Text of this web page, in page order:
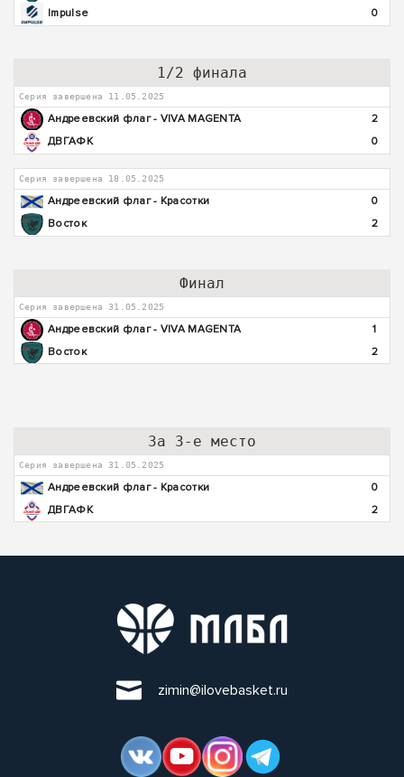
Impulse
0
1/2 финала
Серия завершена 11.05.2025
Андреевский флаг - VIVA MAGENTA
2
ДВГАФК
0
Серия завершена 18.05.2025
Андреевский флаг - Красотки
0
Восток
2
Финал
Серия завершена 31.05.2025
Андреевский флаг - VIVA MAGENTA
1
Восток
2
За 3-е место
Серия завершена 31.05.2025
Андреевский флаг - Красотки
0
ДВГАФК
2
zimin@ilovebasket.ru